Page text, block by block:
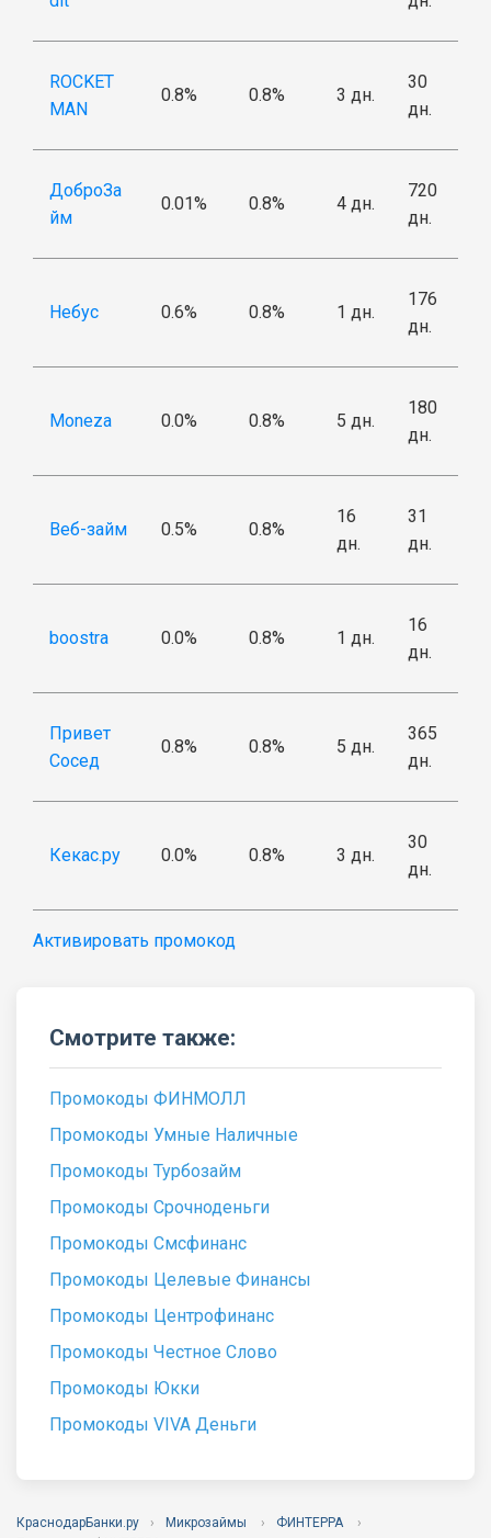
ROCKET
MAN
0.8% 0.8% 3 дн.
30
дн.
ДоброЗа
йм
0.01% 0.8% 4 дн.
720
дн.
Небус 0.6% 0.8% 1 дн.
176
дн.
Moneza 0.0% 0.8% 5 дн.
180
дн.
Веб-займ 0.5% 0.8%
16
дн.
31
дн.
boostra 0.0% 0.8% 1 дн.
16
дн.
Привет
Сосед
0.8% 0.8% 5 дн.
365
дн.
Кекас.ру 0.0% 0.8% 3 дн.
30
дн.
Активировать промокод
Смотрите также:
Промокоды ФИНМОЛЛ
Промокоды Умные Наличные
Промокоды Турбозайм
Промокоды Срочноденьги
Промокоды Смсфинанс
Промокоды Целевые Финансы
Промокоды Центрофинанс
Промокоды Честное Слово
Промокоды Юкки
Промокоды VIVA Деньги
КраснодарБанки.ру Микрозаймы
ФИНТЕРРА